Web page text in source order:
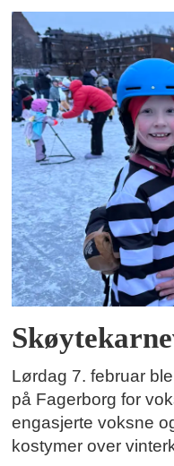
Lørdag 7. februar
på Fagerborg for
engasjerte voksne
kostymer over